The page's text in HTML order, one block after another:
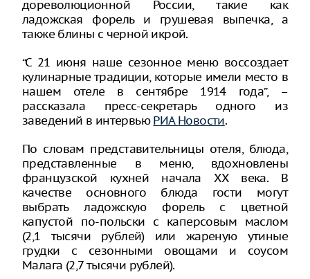
дореволюционной России, такие как
ладожская форель и грушевая выпечка, а
также блины с черной икрой.
“С 21 июня наше сезонное меню воссоздает
кулинарные традиции, которые имели место в
нашем отеле в сентябре 1914 года”, –
рассказала пресс-секретарь одного из
заведений в интервьюРИА Новости.
По словам представительницы отеля, блюда,
представленные в меню, вдохновлены
французской кухней начала XX века. В
качестве основного блюда гости могут
выбрать ладожскую форель с цветной
капустой по-польски с каперсовым маслом
(2,1 тысячи рублей) или жареную утиные
грудки с сезонными овощами и соусом
Малага (2,7 тысячи рублей).